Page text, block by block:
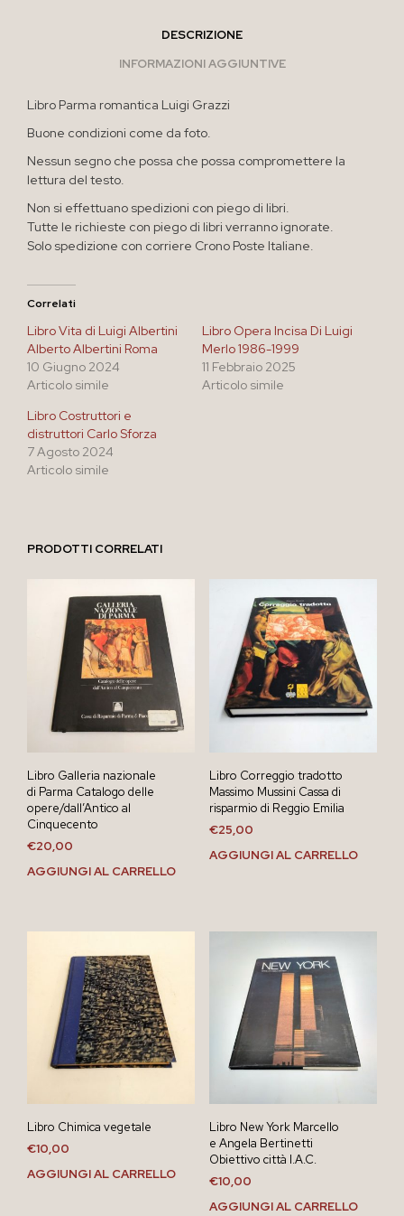
DESCRIZIONE
INFORMAZIONI AGGIUNTIVE
Libro Parma romantica Luigi Grazzi
Buone condizioni come da foto.
Nessun segno che possa che possa compromettere la
lettura del testo.
Non si effettuano spedizioni con piego di libri.
Tutte le richieste con piego di libri verranno ignorate.
Solo spedizione con corriere Crono Poste Italiane.
Correlati
Libro Vita di Luigi Albertini
Alberto Albertini Roma
10 Giugno 2024
Articolo simile
Libro Opera Incisa Di Luigi
Merlo 1986-1999
11 Febbraio 2025
Articolo simile
Libro Costruttori e
distruttori Carlo Sforza
7 Agosto 2024
Articolo simile
PRODOTTI CORRELATI
Libro Galleria nazionale
di Parma Catalogo delle
opere/dall’Antico al
Cinquecento
€20,00
AGGIUNGI AL CARRELLO
Libro Correggio tradotto
Massimo Mussini Cassa di
risparmio di Reggio Emilia
€25,00
AGGIUNGI AL CARRELLO
Libro Chimica vegetale
€10,00
AGGIUNGI AL CARRELLO
Libro New York Marcello
e Angela Bertinetti
Obiettivo città I.A.C.
€10,00
AGGIUNGI AL CARRELLO